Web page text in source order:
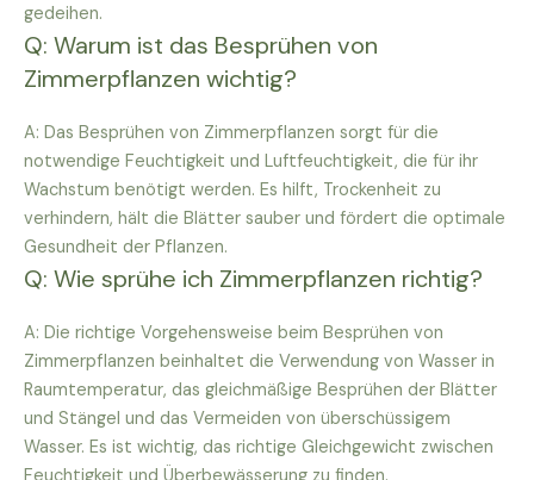
gedeihen.
Q: Warum ist das Besprühen von
Zimmerpflanzen wichtig?
A: Das Besprühen von Zimmerpflanzen sorgt für die
notwendige Feuchtigkeit und Luftfeuchtigkeit, die für ihr
Wachstum benötigt werden. Es hilft, Trockenheit zu
verhindern, hält die Blätter sauber und fördert die optimale
Gesundheit der Pflanzen.
Q: Wie sprühe ich Zimmerpflanzen richtig?
A: Die richtige Vorgehensweise beim Besprühen von
Zimmerpflanzen beinhaltet die Verwendung von Wasser in
Raumtemperatur, das gleichmäßige Besprühen der Blätter
und Stängel und das Vermeiden von überschüssigem
Wasser. Es ist wichtig, das richtige Gleichgewicht zwischen